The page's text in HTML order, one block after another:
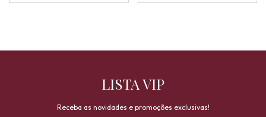
LISTA VIP
Receba as novidades e promoções exclusivas!